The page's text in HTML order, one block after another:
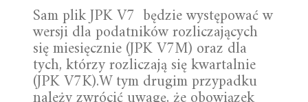
Sam plik JPK V7 będzie występować w
wersji dla podatników rozliczających
się miesięcznie (JPK V7M) oraz dla
tych, którzy rozliczają się kwartalnie
(JPK V7K).W tym drugim przypadku